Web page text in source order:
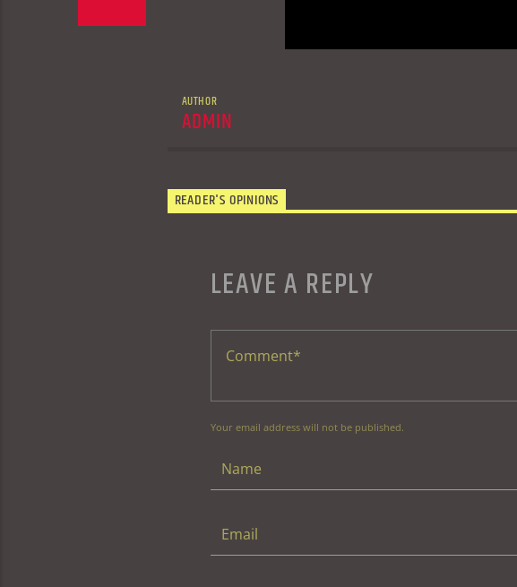
AUTHOR
ADMIN
READER'S OPINIONS
LEAVE A REPLY
Your email address will not be published.